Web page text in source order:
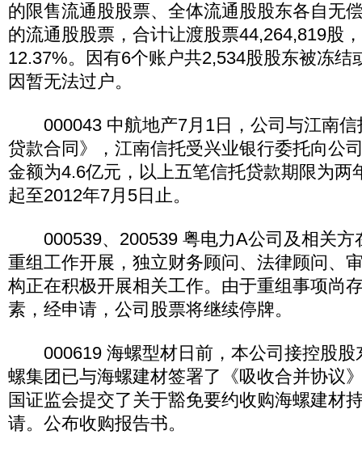
的限售流通股股票、全体流通股股东各自无
的流通股股票，合计让渡股票44,264,819股
12.37%。因有6个账户共2,534股股东被冻结
因暂无法过户。
000043 中航地产7月1日，公司与江南信
贷款合同》，江南信托受兴业银行委托向公
金额为4.6亿元，以上五笔信托贷款期限为两
起至2012年7月5日止。
000539、200539 粤电力A公司及相关方
重组工作开展，独立财务顾问、法律顾问、
构正在积极开展相关工作。由于重组事项尚
素，经申请，公司股票将继续停牌。
000619 海螺型材日前，本公司接控股股
螺集团已与海螺建材签署了《吸收合并协议
国证监会提交了关于豁免要约收购海螺建材
请。公布收购报告书。